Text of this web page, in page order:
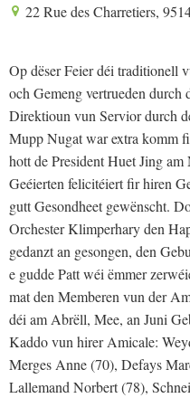
22 Rue des Charretiers,
Op dëser Feier déi traditionell
och Gemeng vertrueden durch
Direktioun vun Servior durch
Mupp Nugat war extra komm
hott de President Huet Jing
Geéierten felicitéiert fir hiren
gutt Gesondheet gewënscht.
Orchester Klimperhary den
gedanzt an gesongen, den
e gudde Patt wéi ëmmer
mat den Memberen vun der
déi am Abrëll, Mee, an Juni
Kaddo vun hirer Amicale:
Merges Anne (70), Defays
Lallemand Norbert (78),